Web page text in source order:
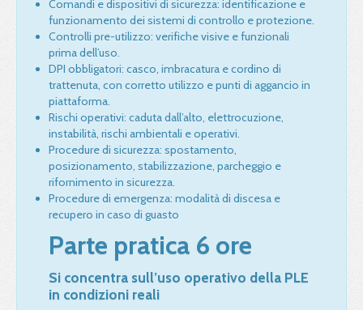
Comandi e dispositivi di sicurezza: identificazione e
funzionamento dei sistemi di controllo e protezione.
Controlli pre-utilizzo: verifiche visive e funzionali
prima dell’uso.
DPI obbligatori: casco, imbracatura e cordino di
trattenuta, con corretto utilizzo e punti di aggancio in
piattaforma.
Rischi operativi: caduta dall’alto, elettrocuzione,
instabilità, rischi ambientali e operativi.
Procedure di sicurezza: spostamento,
posizionamento, stabilizzazione, parcheggio e
rifornimento in sicurezza.
Procedure di emergenza: modalità di discesa e
recupero in caso di guasto
Parte pratica 6 ore
Si concentra sull’uso operativo della PLE
in condizioni reali